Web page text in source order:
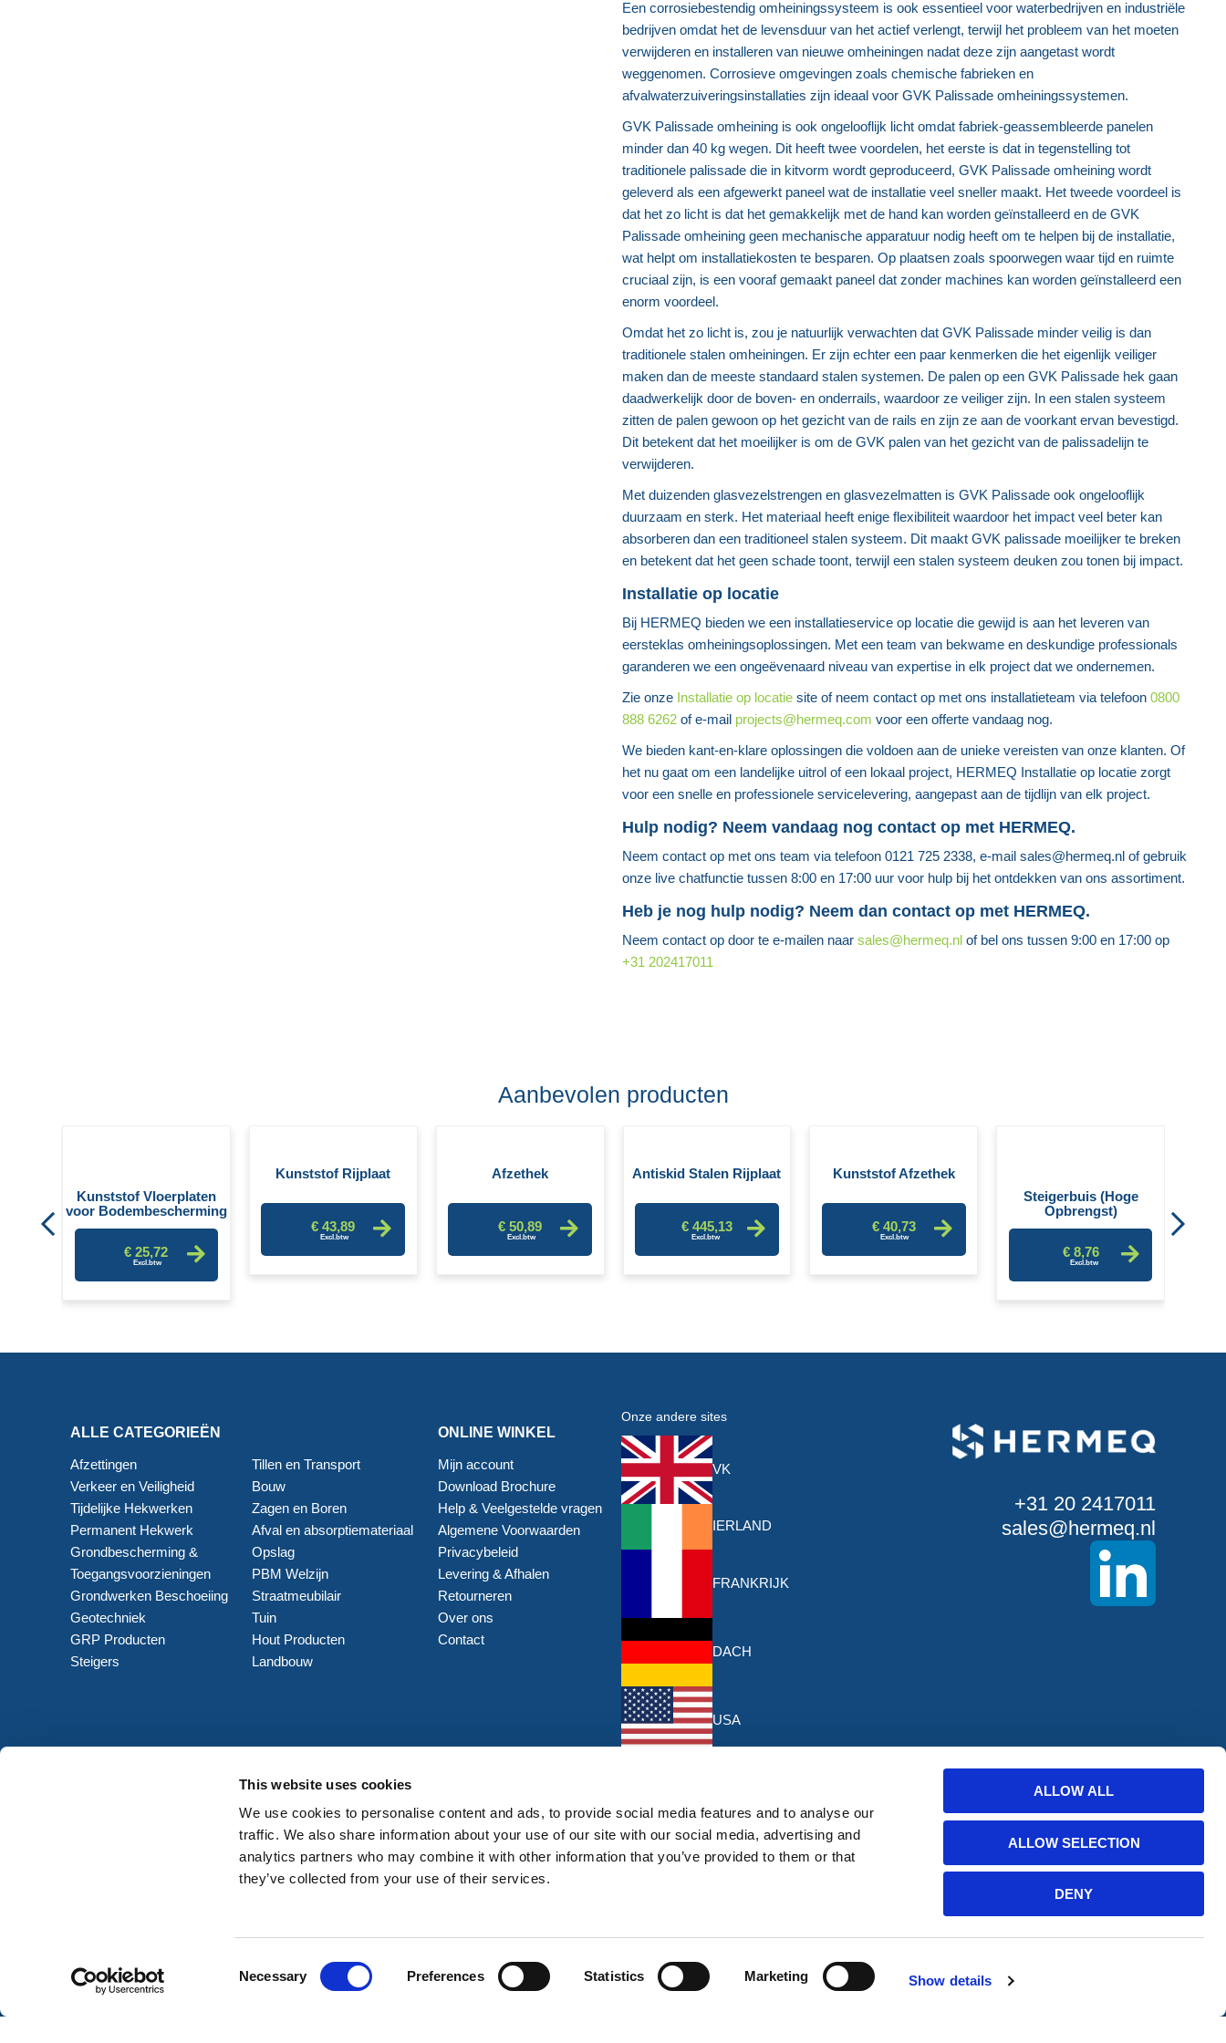
This website uses cookies
We use cookies to personalise content and ads, to provide social media features and to analyse our
traffic. We also share information about your use of our site with our social media, advertising and
analytics partners who may combine it with other information that you’ve provided to them or that
they’ve collected from your use of their services.
Selection
Necessary Preferences Statistics Marketing Show details
ALLOW ALL
ALLOW SELECTION
DENY
Een corrosiebestendig omheiningssysteem is ook essentieel voor waterbedrijven en industriële
bedrijven omdat het de levensduur van het actief verlengt, terwijl het probleem van het moeten
verwijderen en installeren van nieuwe omheiningen nadat deze zijn aangetast wordt
weggenomen. Corrosieve omgevingen zoals chemische fabrieken en
afvalwaterzuiveringsinstallaties zijn ideaal voor GVK Palissade omheiningssystemen.
GVK Palissade omheining is ook ongelooflijk licht omdat fabriek-geassembleerde panelen
minder dan 40 kg wegen. Dit heeft twee voordelen, het eerste is dat in tegenstelling tot
traditionele palissade die in kitvorm wordt geproduceerd, GVK Palissade omheining wordt
geleverd als een afgewerkt paneel wat de installatie veel sneller maakt. Het tweede voordeel is
dat het zo licht is dat het gemakkelijk met de hand kan worden geïnstalleerd en de GVK
Palissade omheining geen mechanische apparatuur nodig heeft om te helpen bij de installatie,
wat helpt om installatiekosten te besparen. Op plaatsen zoals spoorwegen waar tijd en ruimte
cruciaal zijn, is een vooraf gemaakt paneel dat zonder machines kan worden geïnstalleerd een
enorm voordeel.
Omdat het zo licht is, zou je natuurlijk verwachten dat GVK Palissade minder veilig is dan
traditionele stalen omheiningen. Er zijn echter een paar kenmerken die het eigenlijk veiliger
maken dan de meeste standaard stalen systemen. De palen op een GVK Palissade hek gaan
daadwerkelijk door de boven- en onderrails, waardoor ze veiliger zijn. In een stalen systeem
zitten de palen gewoon op het gezicht van de rails en zijn ze aan de voorkant ervan bevestigd.
Dit betekent dat het moeilijker is om de GVK palen van het gezicht van de palissadelijn te
verwijderen.
Met duizenden glasvezelstrengen en glasvezelmatten is GVK Palissade ook ongelooflijk
duurzaam en sterk. Het materiaal heeft enige flexibiliteit waardoor het impact veel beter kan
absorberen dan een traditioneel stalen systeem. Dit maakt GVK palissade moeilijker te breken
en betekent dat het geen schade toont, terwijl een stalen systeem deuken zou tonen bij impact.
Installatie op locatie
Bij HERMEQ bieden we een installatieservice op locatie die gewijd is aan het leveren van
eersteklas omheiningsoplossingen. Met een team van bekwame en deskundige professionals
garanderen we een ongeëvenaard niveau van expertise in elk project dat we ondernemen.
Zie onze Installatie op locatie site of neem contact op met ons installatieteam via telefoon 0800
888 6262 of e-mail projects@hermeq.com voor een offerte vandaag nog.
We bieden kant-en-klare oplossingen die voldoen aan de unieke vereisten van onze klanten. Of
het nu gaat om een landelijke uitrol of een lokaal project, HERMEQ Installatie op locatie zorgt
voor een snelle en professionele servicelevering, aangepast aan de tijdlijn van elk project.
Hulp nodig? Neem vandaag nog contact op met HERMEQ.
Neem contact op met ons team via telefoon 0121 725 2338, e-mail sales@hermeq.nl of gebruik
onze live chatfunctie tussen 8:00 en 17:00 uur voor hulp bij het ontdekken van ons assortiment.
Heb je nog hulp nodig? Neem dan contact op met HERMEQ.
Neem contact op door te e-mailen naar sales@hermeq.nl of bel ons tussen 9:00 en 17:00 op
+31 202417011
Aanbevolen producten
Kunststof Vloerplaten
voor Bodembescherming
€ 25,72
Kunststof Rijplaat
€ 43,89
Afzethek
€ 50,89
Antiskid Stalen Rijplaat
€ 445,13
Kunststof Afzethek
€ 40,73
Steigerbuis (Hoge
Opbrengst)
€ 8,76
ALLE CATEGORIEËN
Afzettingen
Verkeer en Veiligheid
Tijdelijke Hekwerken
Permanent Hekwerk
Grondbescherming &
Toegangsvoorzieningen
Grondwerken Beschoeiing
Geotechniek
GRP Producten
Steigers
Tillen en Transport
Bouw
Zagen en Boren
Afval en absorptiemateriaal
Opslag
PBM Welzijn
Straatmeubilair
Tuin
Hout Producten
Landbouw
ONLINE WINKEL
Mijn account
Download Brochure
Help & Veelgestelde vragen
Algemene Voorwaarden
Privacybeleid
Levering & Afhalen
Retourneren
Over ons
Contact
Onze andere sites
VK
IERLAND
FRANKRIJK
DACH
USA
Schrijf je in voor de nieuwste kortingen en
aanbiedingen van HERMEQ.
op
onze
Inschrijven
+31 20 2417011
sales@hermeq.nl